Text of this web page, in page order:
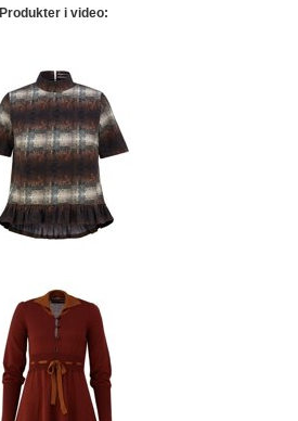
Produkter i video: